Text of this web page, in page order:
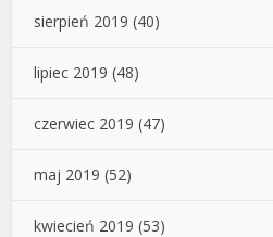
sierpień 2019 (40)
lipiec 2019 (48)
czerwiec 2019 (47)
maj 2019 (52)
kwiecień 2019 (53)